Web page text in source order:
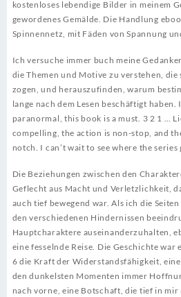
kostenloses lebendige Bilder in meinem
gewordenes Gemälde. Die Handlung
Spinnennetz, mit Fäden von Spannung
Ich versuche immer buch meine
die Themen und Motive zu verstehen,
zogen, und herauszufinden, warum
lange nach dem Lesen beschäftigt haben.
paranormal, this book is a must. 3 2 1 …
compelling, the action is non-stop, and
notch. I can’t wait to see where the series
Die Beziehungen zwischen den
Geflecht aus Macht und Verletzlichkeit,
auch tief bewegend war. Als ich die
den verschiedenen Hindernissen
Hauptcharaktere auseinanderzuhalten,
eine fesselnde Reise. Die Geschichte war
6 die Kraft der Widerstandsfähigkeit, eine
den dunkelsten Momenten immer
nach vorne, eine Botschaft, die tief in